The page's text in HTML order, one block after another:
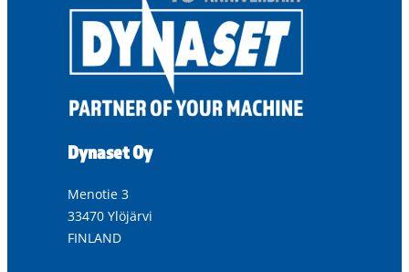
Dynaset Oy
Menotie 3
33470 Ylöjärvi
FINLAND